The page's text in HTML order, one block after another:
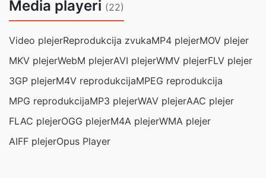
Media playeri (22)
Video plejerReprodukcija zvukaMP4 plejerMOV plejer
MKV plejerWebM plejerAVI plejerWMV plejerFLV plejer
3GP plejerM4V reprodukcijaMPEG reprodukcija
MPG reprodukcijaMP3 plejerWAV plejerAAC plejer
FLAC plejerOGG plejerM4A plejerWMA plejer
AIFF plejerOpus Player